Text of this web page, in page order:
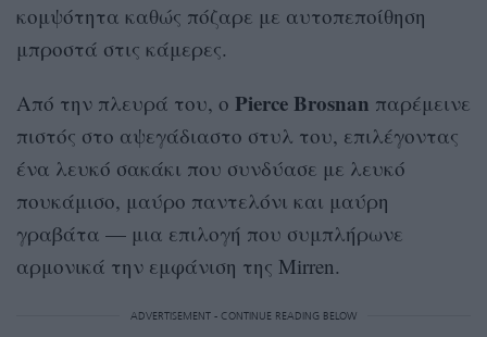
κομψότητα καθώς πόζαρε με αυτοπεποίθηση
μπροστά στις κάμερες.
Από την πλευρά του, ο Pierce Brosnan παρέμεινε
πιστός στο αψεγάδιαστο στυλ του, επιλέγοντας
ένα λευκό σακάκι που συνδύασε με λευκό
πουκάμισο, μαύρο παντελόνι και μαύρη
γραβάτα — μια επιλογή που συμπλήρωνε
αρμονικά την εμφάνιση της Mirren.
ADVERTISEMENT - CONTINUE READING BELOW